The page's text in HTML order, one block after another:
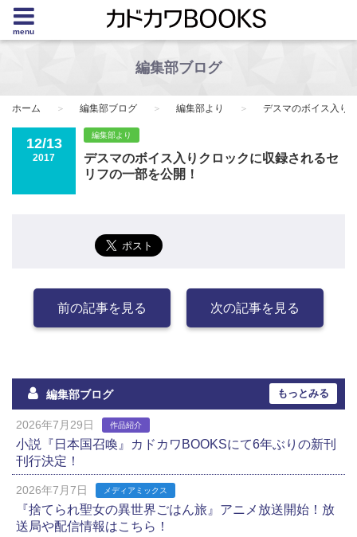
menu
編集部ブログ
ホーム 編集部ブログ 編集部より デスマのボイス入り
12/13
2017
編集部より
デスマのボイス入りクロックに収録されるセ
リフの一部を公開！
前の記事を見る 次の記事を見る
編集部ブログ もっとみる
2026年7月29日 作品紹介
小説『日本国召喚』カドカワBOOKSにて6年ぶりの新刊
刊行決定！
2026年7月7日 メディアミックス
『捨てられ聖女の異世界ごはん旅』アニメ放送開始！放
送局や配信情報はこちら！